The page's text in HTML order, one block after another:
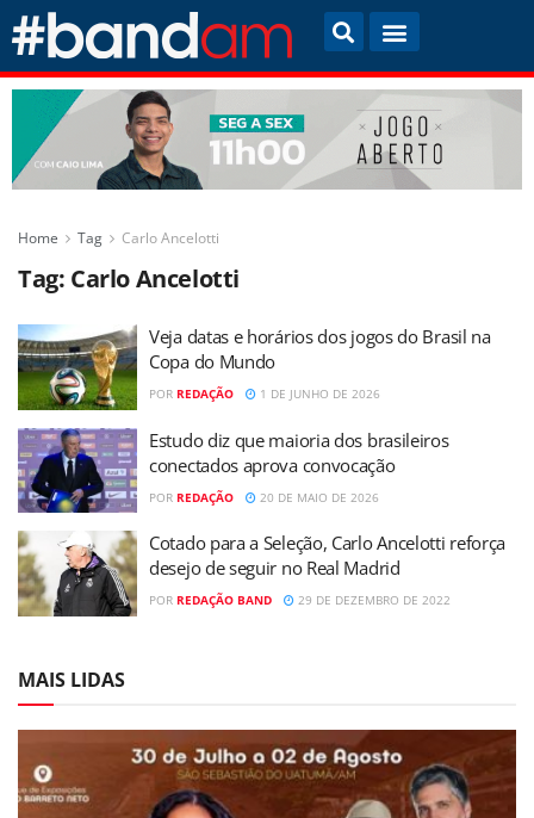
Home Tag Carlo Ancelotti
Tag: Carlo Ancelotti
Veja datas e horários dos jogos do Brasil na
Copa do Mundo
POR REDAÇÃO 1 DE JUNHO DE 2026
Estudo diz que maioria dos brasileiros
conectados aprova convocação
POR REDAÇÃO 20 DE MAIO DE 2026
Cotado para a Seleção, Carlo Ancelotti reforça
desejo de seguir no Real Madrid
POR REDAÇÃO BAND 29 DE DEZEMBRO DE 2022
MAIS LIDAS